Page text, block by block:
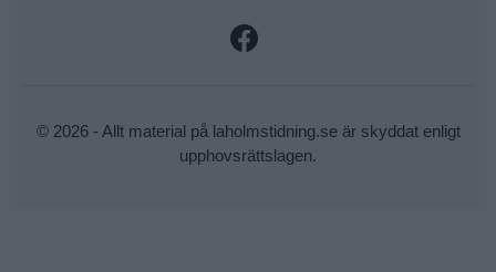
© 2026 - Allt material på laholmstidning.se är skyddat enligt
upphovsrättslagen.